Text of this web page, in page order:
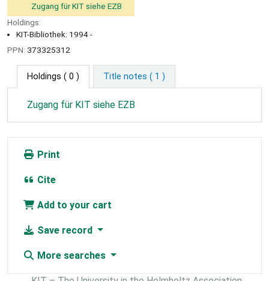
Zugang für KIT siehe EZB
Holdings:
KIT-Bibliothek: 1994 -
PPN: 373325312
Holdings ( 0 ) Title notes ( 1 )
Zugang für KIT siehe EZB
Print
Cite
Add to your cart
Save record
More searches